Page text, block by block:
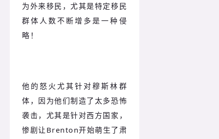
为外来移民，尤其是特定移民
群体人数不断增多是一种侵
略！
他的怒火尤其针对穆斯林群
体，因为他们制造了太多恐怖
袭击，尤其是针对西方国家，
惨剧让Brenton开始萌生了肃